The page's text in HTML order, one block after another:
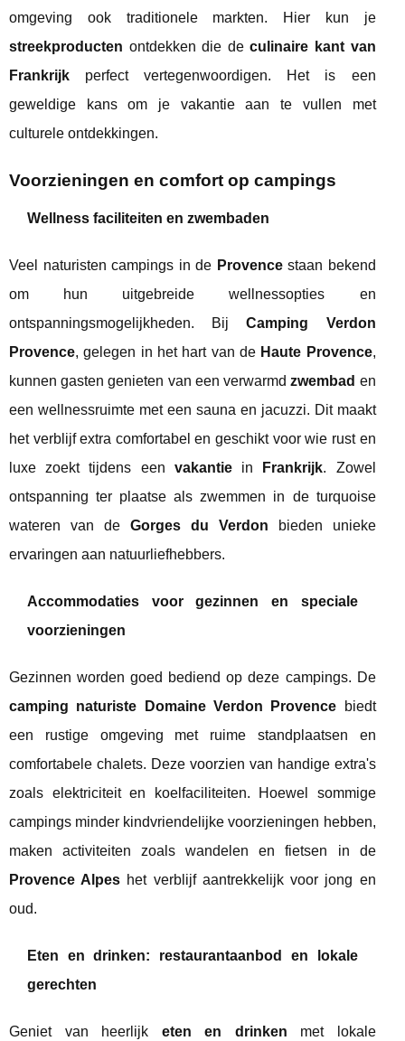
omgeving ook traditionele markten. Hier kun je
streekproducten ontdekken die deculinaire kant van
Frankrijk perfect vertegenwoordigen. Het is een
geweldige kans om je vakantie aan te vullen met
culturele ontdekkingen.
Voorzieningen en comfort op campings
Wellness faciliteiten en zwembaden
Veel naturisten campings in de Provencestaan bekend
om hun uitgebreide wellnessopties en
ontspanningsmogelijkheden. BijCamping Verdon
Provence, gelegen in het hart van de Haute Provence,
kunnen gasten genieten van een verwarmdzwembad en
een wellnessruimte met een sauna en jacuzzi. Dit maakt
het verblijf extra comfortabel en geschikt voor wie rust en
luxe zoekt tijdens een vakantiein Frankrijk. Zowel
ontspanning ter plaatse als zwemmen in de turquoise
wateren van de Gorges du Verdon bieden unieke
ervaringen aan natuurliefhebbers.
Accommodaties voor gezinnen en speciale
voorzieningen
Gezinnen worden goed bediend op deze campings. De
camping naturiste Domaine Verdon Provence biedt
een rustige omgeving met ruime standplaatsen en
comfortabele chalets. Deze voorzien van handige extra's
zoals elektriciteit en koelfaciliteiten. Hoewel sommige
campings minder kindvriendelijke voorzieningen hebben,
maken activiteiten zoals wandelen en fietsen in de
Provence Alpes het verblijf aantrekkelijk voor jong en
oud.
Eten en drinken: restaurantaanbod en lokale
gerechten
Geniet van heerlijk eten en drinken met lokale